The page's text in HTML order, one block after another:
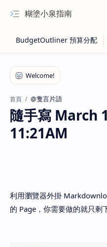
糊塗小泉指南
首頁 @隻言片語
隨手寫 March
11:21AM
利用瀏覽器外掛
的 Page，你需要做的就只剩